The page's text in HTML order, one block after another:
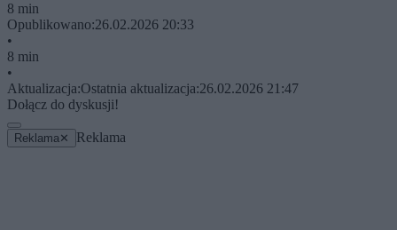
8 min
Opublikowano:26.02.2026 20:33
•
8 min
•
Aktualizacja:Ostatnia aktualizacja:26.02.2026 21:47
Dołącz do dyskusji!
Reklama ✕ Reklama